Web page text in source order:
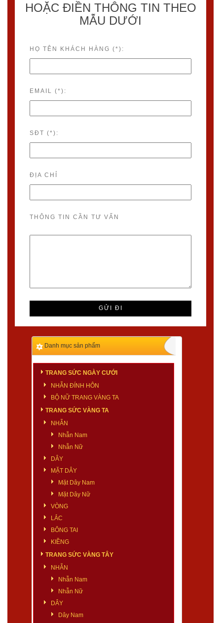
HOẶC ĐIỀN THÔNG TIN THEO
MẪU DƯỚI
HỌ TÊN KHÁCH HÀNG (*):
EMAIL (*):
SĐT (*):
ĐỊA CHỈ
THÔNG TIN CẦN TƯ VẤN
Danh mục sản phẩm
TRANG SỨC NGÀY CƯỚI
NHẪN ĐÍNH HÔN
BỘ NỮ TRANG VÀNG TA
TRANG SỨC VÀNG TA
NHẪN
Nhẫn Nam
Nhẫn Nữ
DÂY
MẶT DÂY
Mặt Dây Nam
Mặt Dây Nữ
VÒNG
LẮC
BÔNG TAI
KIỀNG
TRANG SỨC VÀNG TÂY
NHẪN
Nhẫn Nam
Nhẫn Nữ
DÂY
Dây Nam